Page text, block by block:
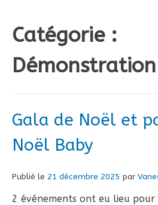
Catégorie :
Démonstration
Gala de Noël et
Noël Baby
Publié le 21 décembre 2025 par
2 événements ont eu lieu pour